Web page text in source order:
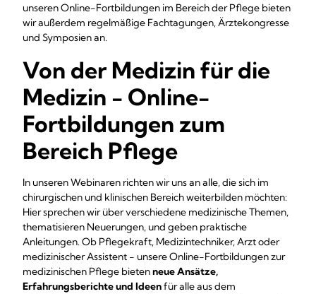
unseren Online-Fortbildungen im Bereich der Pflege bieten
wir außerdem regelmäßige Fachtagungen, Ärztekongresse
und Symposien an.
Von der Medizin für die
Medizin - Online-
Fortbildungen zum
Bereich Pflege
In unseren Webinaren richten wir uns an alle, die sich im
chirurgischen und klinischen Bereich weiterbilden möchten:
Hier sprechen wir über verschiedene medizinische Themen,
thematisieren Neuerungen, und geben praktische
Anleitungen. Ob Pflegekraft, Medizintechniker, Arzt oder
medizinischer Assistent - unsere Online-Fortbildungen zur
medizinischen Pflege bietenneue Ansätze,
Erfahrungsberichte und Ideenfür alle aus dem